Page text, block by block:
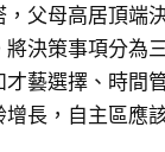
父母高居頂端
決策事項分為
藝選擇、時間
長，自主區應